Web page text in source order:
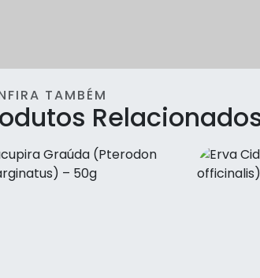
Dente de Leão (Taraxacum
TAMBÉM